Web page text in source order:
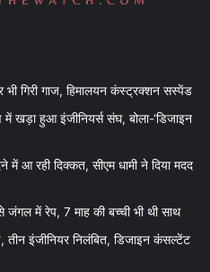
गिरी गाज, हिमालयन कंस्ट्रक्शन सस्पेंड
खड़ा हुआ इंजीनियर्स संघ, बोला-‘डिजाइन
आ रही दिक्कत, सीएम धामी ने दिया मदद
में रेप, 7 माह की बच्ची भी थी साथ
तीन इंजीनियर निलंबित, डिजाइन कंसल्टेंट